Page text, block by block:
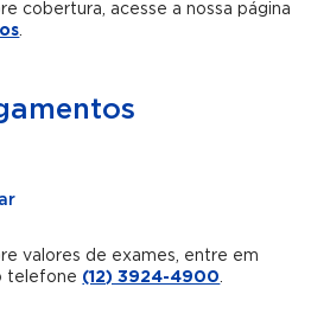
cobertura, acesse a nossa página
.
valores de exames, entre em
telefone (12) 3924-4900.